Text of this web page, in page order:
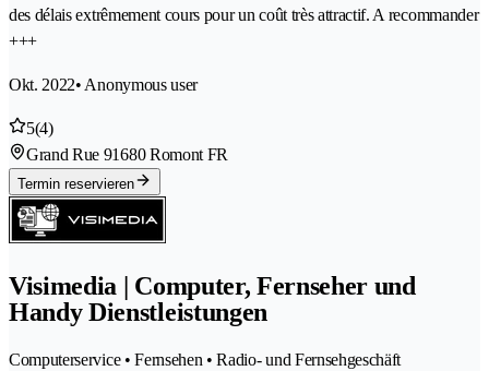
des délais extrêmement cours pour un coût très attractif. A recommander
+++
Okt. 2022• Anonymous user
5(4)
Grand Rue 91680 Romont FR
Termin reservieren
Visimedia | Computer, Fernseher und
Handy Dienstleistungen
Computerservice • Fernsehen • Radio- und Fernsehgeschäft